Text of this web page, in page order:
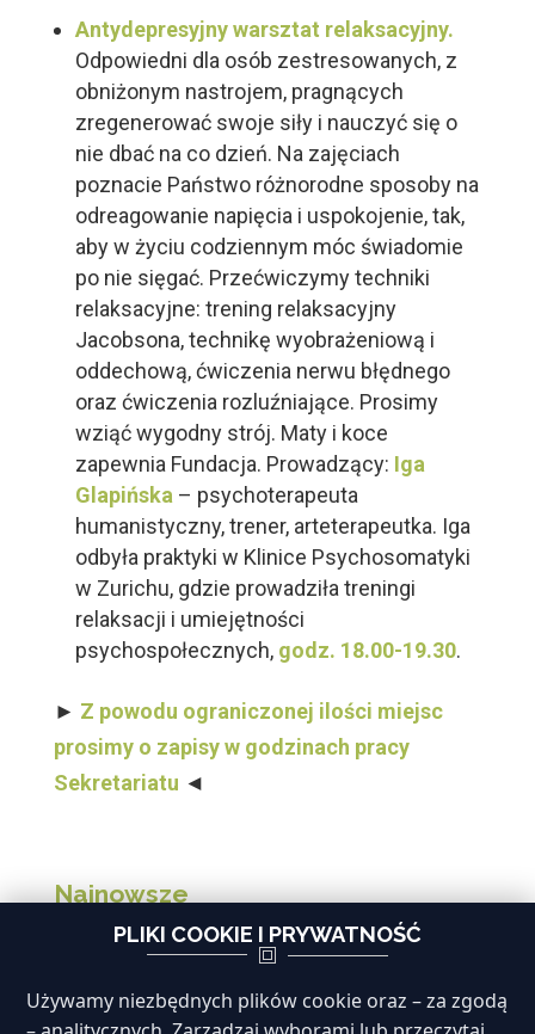
Antydepresyjny warsztat relaksacyjny.
Odpowiedni dla osób zestresowanych, z
obniżonym nastrojem, pragnących
zregenerować swoje siły i nauczyć się o
nie dbać na co dzień. Na zajęciach
poznacie Państwo różnorodne sposoby na
odreagowanie napięcia i uspokojenie, tak,
aby w życiu codziennym móc świadomie
po nie sięgać. Przećwiczymy techniki
relaksacyjne: trening relaksacyjny
Jacobsona, technikę wyobrażeniową i
oddechową, ćwiczenia nerwu błędnego
oraz ćwiczenia rozluźniające. Prosimy
wziąć wygodny strój. Maty i koce
zapewnia Fundacja. Prowadzący: Iga
Glapińska – psychoterapeuta
humanistyczny, trener, arteterapeutka. Iga
odbyła praktyki w Klinice Psychosomatyki
w Zurichu, gdzie prowadziła treningi
relaksacji i umiejętności
psychospołecznych, godz. 18.00-19.30.
► Z powodu ograniczonej ilości miejsc
prosimy o zapisy w godzinach pracy
Sekretariatu ◄
Najnowsze
Sekretariat nieczynny 5 czerwca 2026
Moje dziecko mnie złości
PLIKI COOKIE I PRYWATNOŚĆ
Używamy niezbędnych plików cookie oraz – za zgodą